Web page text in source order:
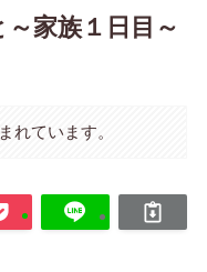
家族１日目～
れています。